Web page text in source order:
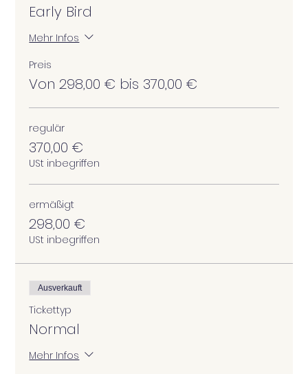
Early Bird
Mehr Infos
Preis
Von 298,00 € bis 370,00 €
regulär
370,00 €
USt inbegriffen
ermäßigt
298,00 €
USt inbegriffen
Ausverkauft
Tickettyp
Normal
Mehr Infos